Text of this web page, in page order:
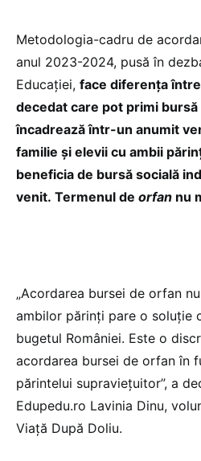
Metodologia-cadru de
anul 2023-2024, pusă în
Educației, face diferența
decedat care pot primi bursă
încadrează într-un anumit
familie și elevii cu ambii
beneficia de bursă socială
venit. Termenul de orfan nu
„Acordarea bursei de orfan
ambilor părinți pare o soluție
bugetul României. Este o
acordarea bursei de orfan în
părintelui supraviețuitor”, a
Edupedu.ro Lavinia Dinu,
Viață După Doliu.